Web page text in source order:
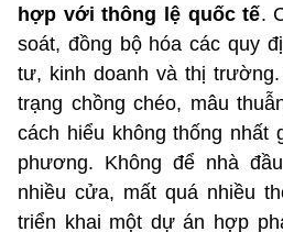
hợp với thông lệ quốc tế.
soát, đồng bộ hóa các quy
tư, kinh doanh và thị
trạng chồng chéo, mâu
cách hiểu không thống nhất
phương. Không để nhà
nhiều cửa, mất quá nhiều
triển khai một dự án hợp